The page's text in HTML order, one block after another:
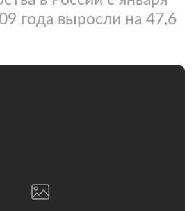
года выросли на 47,6